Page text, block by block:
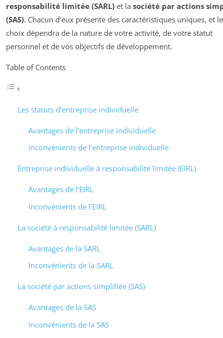
responsabilité limitée (SARL) et la société par actions
(SAS). Chacun d’eux présente des caractéristiques uniques, et
choix dépendra de la nature de votre activité, de votre statut
personnel et de vos objectifs de développement.
Table of Contents
Les statuts d’entreprise individuelle
Avantages de l’entreprise individuelle
Inconvénients de l’entreprise individuelle
Entreprise individuelle à responsabilité limitée (EIRL)
Avantages de l’EIRL
Inconvénients de l’EIRL
La société à responsabilité limitée (SARL)
Avantages de la SARL
Inconvénients de la SARL
La société par actions simplifiée (SAS)
Avantages de la SAS
Inconvénients de la SAS